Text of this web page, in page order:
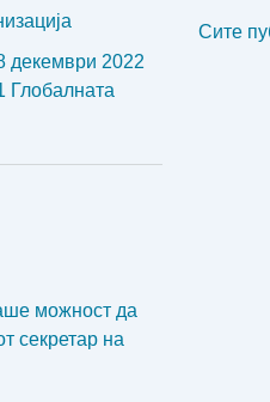
декември 2022
Глобалната
можност да
секретар на
Сите